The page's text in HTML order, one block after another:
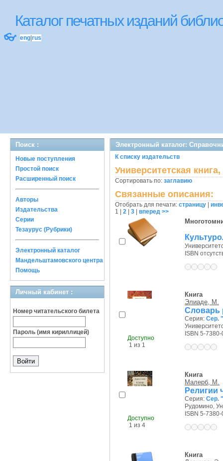
Каталог печатных изданий
👓 eng rus
Поиск :
Новые поступления
Простой поиск
Расширенный поиск
Авторы
Издательства
Серии
Тезаурус (Рубрики)
Электронный каталог
Мандельштамовского центра
Помощь
Личный кабинет :
Номер читательского билета
Пароль (имя кириллицей)
Электронный каталог:
К списку издательств
Университетская
Сортировать по: заглавию
Связанные описания:
Отобрать для печати: страницу
1
2 3 вперед >>
ISBN
Доступно
1 из 1
Книга
Элиаде, М.
Словарь
Серия: Сер.
ISBN 5-
Доступно
1 из 4
Книга
Малерб, М.
Религии
Серия: Сер.
Рудомино,
ISBN 5-
Книга